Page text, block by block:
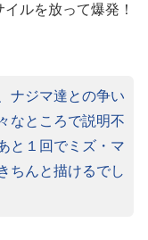
ルを放って爆発！
ナジマ達との争い
なところで説明不
と１回でミズ・マ
ちんと描けるでし